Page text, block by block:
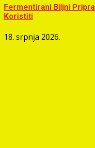
Fermentirani Biljni
Koristiti
18. srpnja 2026.